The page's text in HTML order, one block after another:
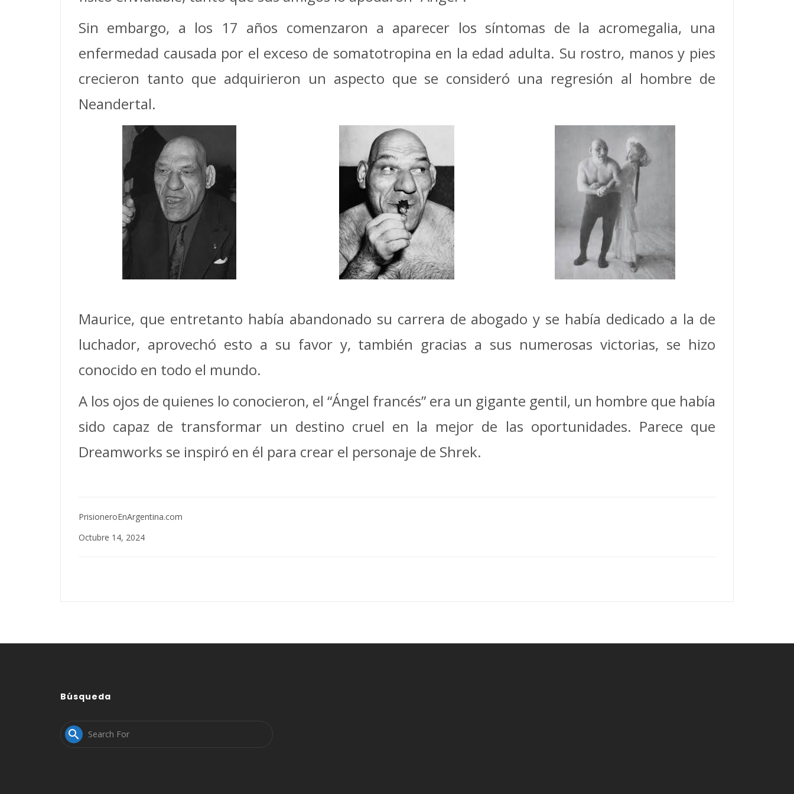
Sin embargo, a los 17 años comenzaron a aparecer los síntomas de la acromegalia, una
enfermedad causada por el exceso de somatotropina en la edad adulta. Su rostro, manos y pies
crecieron tanto que adquirieron un aspecto que se consideró una regresión al hombre de
Neandertal.
Maurice, que entretanto había abandonado su carrera de abogado y se había dedicado a la de
luchador, aprovechó esto a su favor y, también gracias a sus numerosas victorias, se hizo
conocido en todo el mundo.
A los ojos de quienes lo conocieron, el “Ángel francés” era un gigante gentil, un hombre que había
sido capaz de transformar un destino cruel en la mejor de las oportunidades. Parece que
Dreamworks se inspiró en él para crear el personaje de Shrek.
PrisioneroEnArgentina.com
Octubre 14, 2024
Búsqueda
